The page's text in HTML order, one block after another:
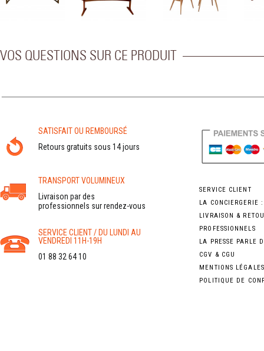
VOS QUESTIONS SUR CE PRODUIT
SATISFAIT OU REMBOURSÉ
Retours gratuits sous 14 jours
TRANSPORT VOLUMINEUX
Livraison par des
professionnels sur rendez-vous
SERVICE CLIENT / DU LUNDI AU
VENDREDI 11H-19H
01 88 32 64 10
SERVICE CLIENT
LA CONCIERGERIE
LIVRAISON &
PROFESSIONNELS
LA PRESSE PARLE
CGV & CGU
MENTIONS LÉGALES
POLITIQUE DE